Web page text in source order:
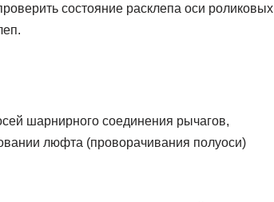
состояние расклепа оси роликовых
шарнирного соединения рычагов,
люфта (проворачивания полуоси)